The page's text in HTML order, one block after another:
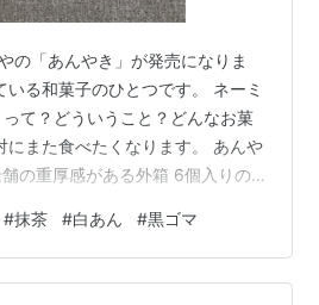
の「あんやき」が発売になりま
る和菓子のひとつです。 ネーミ
て？どういうこと？どんなお菓
にまた食べたくなります。 あんや
の重厚感がある外箱 6個入りの
黄、還元麦芽糖水あめ、抹茶、
断面 どんな味を想像しますか？
ケーキのように柔らかいです。
#抹茶 #白あん #黒ゴマ